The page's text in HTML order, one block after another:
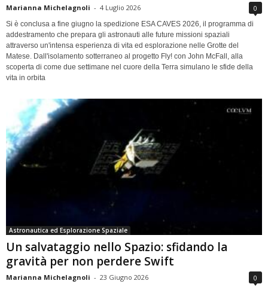
Marianna Michelagnoli - 4 Luglio 2026 0
Si è conclusa a fine giugno la spedizione ESA CAVES 2026, il programma di
addestramento che prepara gli astronauti alle future missioni spaziali
attraverso un'intensa esperienza di vita ed esplorazione nelle Grotte del
Matese. Dall'isolamento sotterraneo al progetto Fly! con John McFall, alla
scoperta di come due settimane nel cuore della Terra simulano le sfide della
vita in orbita
Astronautica ed Esplorazione Spaziale
Un salvataggio nello Spazio: sfidando la
gravità per non perdere Swift
Marianna Michelagnoli - 23 Giugno 2026 0